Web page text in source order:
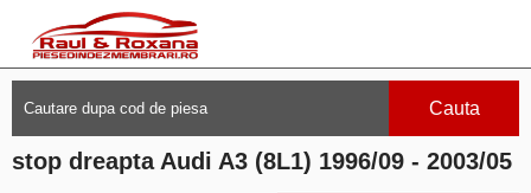
Cauta
stop dreapta Audi A3 (8L1) 1996/09 - 2003/05